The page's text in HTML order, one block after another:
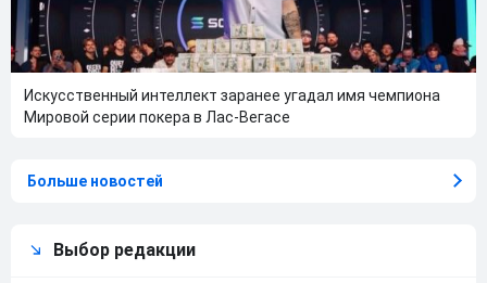
Искусственный интеллект заранее угадал имя чемпиона
Мировой серии покера в Лас-Вегасе
Больше новостей
Выбор редакции